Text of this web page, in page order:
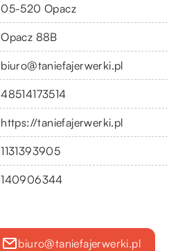
05-520 Opacz
Opacz 88B
biuro@taniefajerwerki.pl
48514173514
https://taniefajerwerki.pl
1131393905
140906344
biuro@taniefajerwerki.pl